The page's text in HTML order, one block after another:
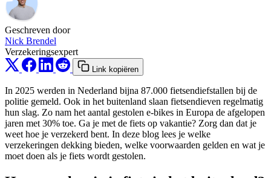
Geschreven door
Nick Brendel
Verzekeringsexpert
Link kopiëren
In 2025 werden in Nederland bijna 87.000 fietsendiefstallen bij de
politie gemeld. Ook in het buitenland slaan fietsendieven regelmatig
hun slag. Zo nam het aantal gestolen e-bikes in Europa de afgelopen
jaren met 30% toe. Ga je met de fiets op vakantie? Zorg dan dat je
weet hoe je verzekerd bent. In deze blog lees je welke
verzekeringen dekking bieden, welke voorwaarden gelden en wat je
moet doen als je fiets wordt gestolen.